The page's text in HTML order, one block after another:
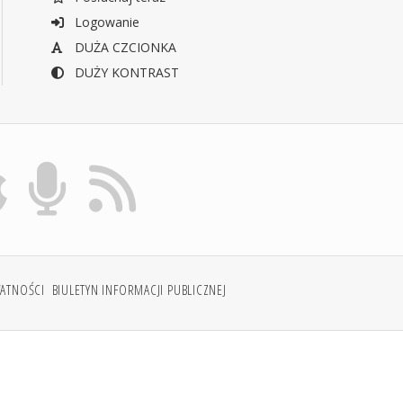
Logowanie
DUŻA CZCIONKA
DUŻY KONTRAST
BIULETYN INFORMACJI PUBLICZNEJ